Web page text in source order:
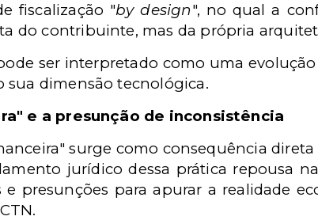
fiscalização "by design", no qual a
do contribuinte, mas da própria
ser interpretado como uma
sua dimensão tecnológica.
e a presunção de inconsistência
surge como consequência
jurídico dessa prática repousa
presunções para apurar a realidade